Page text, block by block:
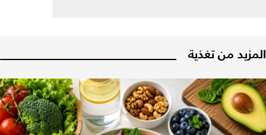
المزيد من تغذية